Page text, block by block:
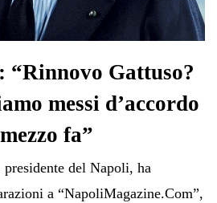
“Rinnovo Gattuso?
messi d’accordo
fa”
del Napoli, ha
a “NapoliMagazine.Com”,